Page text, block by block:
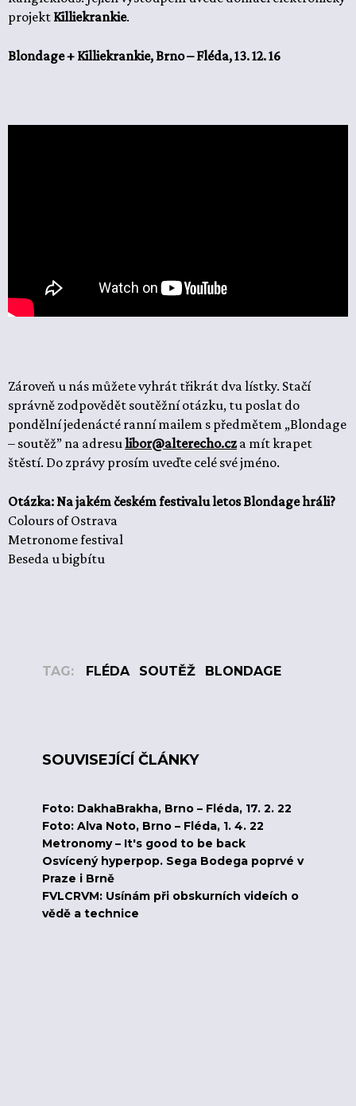
projekt Killiekrankie.
Blondage + Killiekrankie, Brno – Fléda, 13. 12. 16
Zároveň u nás můžete vyhrát třikrát dva lístky. Stačí
správně zodpovědět soutěžní otázku, tu poslat do
pondělní jedenácté ranní mailem s předmětem „Blondage
– soutěž” na adresu libor@alterecho.cz a mít krapet
štěstí. Do zprávy prosím uveďte celé své jméno.
Otázka: Na jakém českém festivalu letos Blondage hráli?
Colours of Ostrava
Metronome festival
Beseda u bigbítu
TAG: FLÉDA SOUTĚŽ BLONDAGE
SOUVISEJÍCÍ ČLÁNKY
Foto: DakhaBrakha, Brno – Fléda, 17. 2. 22
Foto: Alva Noto, Brno – Fléda, 1. 4. 22
Metronomy – It's good to be back
Osvícený hyperpop. Sega Bodega poprvé v
Praze i Brně
FVLCRVM: Usínám při obskurních videích o
vědě a technice